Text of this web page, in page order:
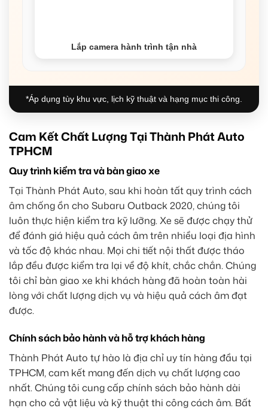
Lắp camera hành trình tận nhà
*Áp dụng tùy khu vực, lịch kỹ thuật và hạng mục thi công.
Cam Kết Chất Lượng Tại Thành Phát Auto
TPHCM
Quy trình kiểm tra và bàn giao xe
Tại Thành Phát Auto, sau khi hoàn tất quy trình cách
âm chống ồn cho Subaru Outback 2020, chúng tôi
luôn thực hiện kiểm tra kỹ lưỡng. Xe sẽ được chạy thử
để đánh giá hiệu quả cách âm trên nhiều loại địa hình
và tốc độ khác nhau. Mọi chi tiết nội thất được tháo
lắp đều được kiểm tra lại về độ khít, chắc chắn. Chúng
tôi chỉ bàn giao xe khi khách hàng đã hoàn toàn hài
lòng với chất lượng dịch vụ và hiệu quả cách âm đạt
được.
Chính sách bảo hành và hỗ trợ khách hàng
Thành Phát Auto tự hào là địa chỉ uy tín hàng đầu tại
TPHCM, cam kết mang đến dịch vụ chất lượng cao
nhất. Chúng tôi cung cấp chính sách bảo hành dài
hạn cho cả vật liệu và kỹ thuật thi công cách âm. Bất